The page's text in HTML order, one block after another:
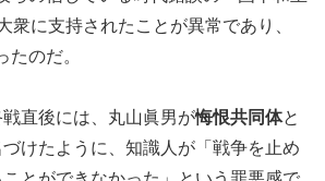
衆に支持されたことが異常であり、
たのだ。
戦直後には、丸山眞男が悔恨共同体と
づけたように、知識人が「戦争を止め